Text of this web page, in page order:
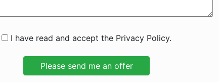
I have read and accept the Privacy Policy.